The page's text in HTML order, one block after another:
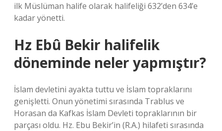
ilk Müslüman halife olarak halifeliği 632’den 634’e
kadar yönetti.
Hz Ebû Bekir halifelik
döneminde neler yapmıştır?
İslam devletini ayakta tuttu ve İslam topraklarını
genişletti. Onun yönetimi sırasında Trablus ve
Horasan da Kafkas İslam Devleti topraklarının bir
parçası oldu. Hz. Ebu Bekir’in (R.A.) hilafeti sırasında